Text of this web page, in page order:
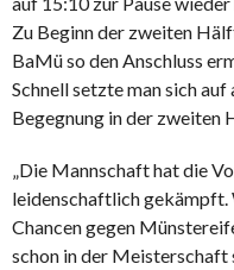
Zu Beginn der zweiten
BaMü so den Anschluss
Schnell setzte man sich
Begegnung in der zweiten
„Die Mannschaft hat die
leidenschaftlich gekämpft.
Chancen gegen
schon in der Meisterschaft